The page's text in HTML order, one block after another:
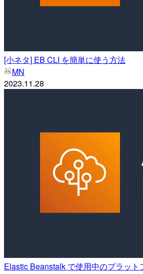
[小ネタ] EB CLI を簡単に使う方法
MN
2023.11.28
Elastic Beanstalk で使用中のプラッ